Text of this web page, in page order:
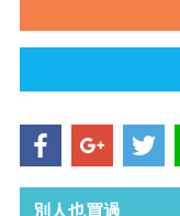
別人也買過